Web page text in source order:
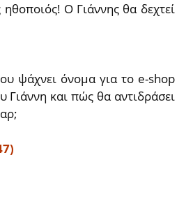
Ο Γιάννης θα δεχτεί
ψάχνει όνομα για το e-shop
Γιάννη και πώς θα αντιδράσει